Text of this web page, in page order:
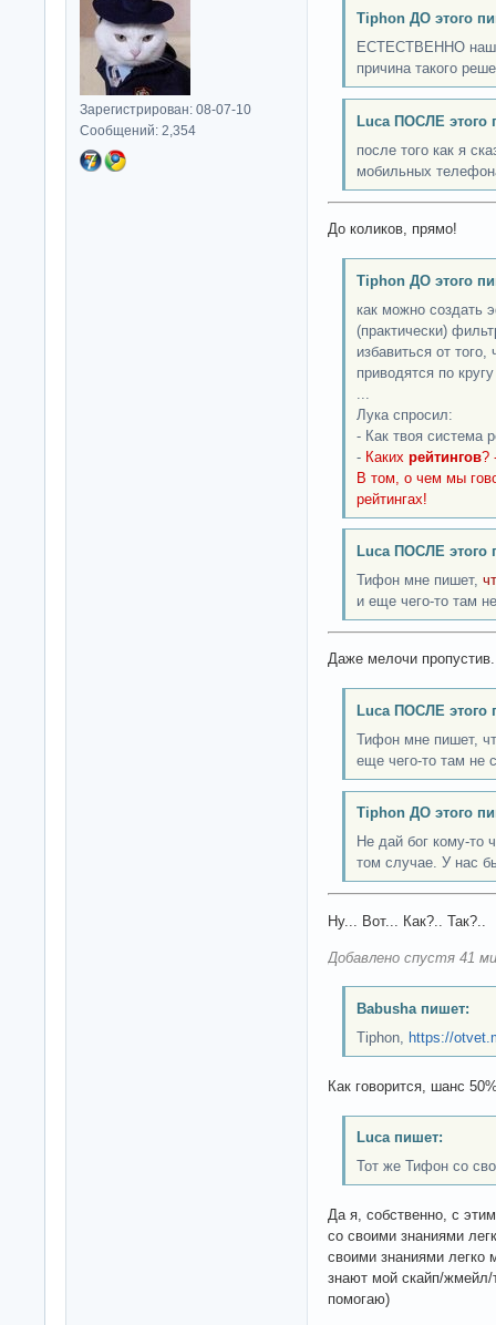
Зарегистрирован: 08-07-10
Сообщений: 2,354
Tiphon ДО этого
ЕСТЕСТВЕННО наш
причина такого
Luca ПОСЛЕ этого
после того как я
мобильных
До коликов, прямо!
Tiphon ДО этого
как можно создать
(практически)
избавиться от
приводятся по
Лука спросил:
- Как твоя система
- Каких рейтингов?
В том, о чем мы
рейтингах!
Luca ПОСЛЕ этого
Тифон мне пишет,
и еще чего-то там
Даже мелочи
Luca ПОСЛЕ этого
Тифон мне пишет,
еще чего-то там не
Tiphon ДО этого
Не дай бог кому-то
том случае. У нас
Ну... Вот... Как?.. Так?..
Добавлено спустя 41
Babusha пишет:
Tiphon, https://
Как говорится, шанс
Luca пишет:
Тот же Тифон со
Да я, собственно, с
со своими знаниями
своими знаниями
знают мой скайп/жмейл/
помогаю)